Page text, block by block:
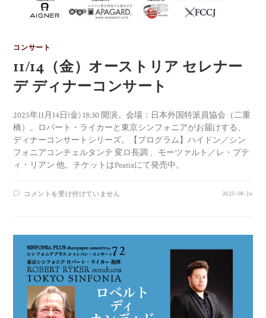
コンサート
11/14（金）オーストリア セレナー
デ ディナーコンサート
2025年11月14日(金) 18:30 開演。会場：日本外国特派員協会（二重
橋）。ロバート・ライカーと東京シンフォニアがお届けする、
ディナーコンサートシリーズ。【プログラム】ハイドン／シン
フォニアコンチェルタンテ 変ロ長調 、モーツァルト／レ・プテ
ィ・リアン 他。チケットはPeatixにて発売中。
コメントを受け付けていません 2025-08-26